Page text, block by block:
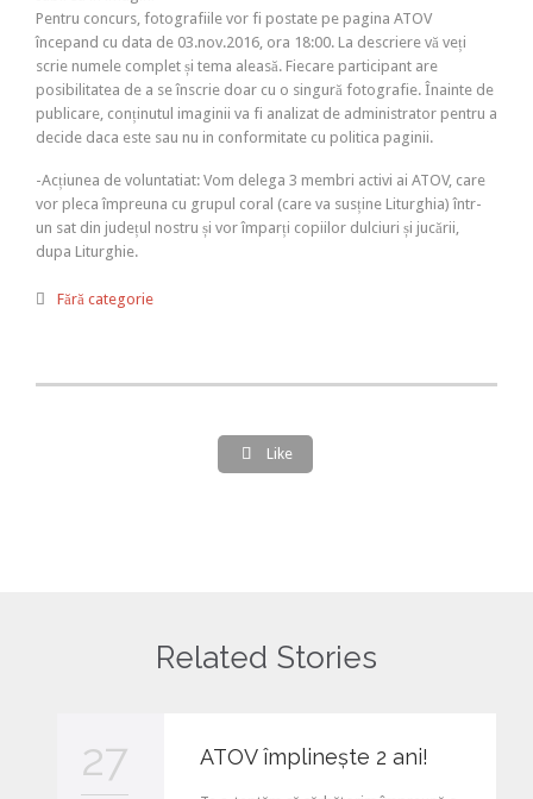
Pentru concurs, fotografiile vor fi postate pe pagina ATOV
începand cu data de 03.nov.2016, ora 18:00. La descriere vă veți
scrie numele complet și tema aleasă. Fiecare participant are
posibilitatea de a se înscrie doar cu o singură fotografie. Înainte de
publicare, conținutul imaginii va fi analizat de administrator pentru a
decide daca este sau nu in conformitate cu politica paginii.
-Acțiunea de voluntatiat: Vom delega 3 membri activi ai ATOV, care
vor pleca împreuna cu grupul coral (care va susține Liturghia) într-
un sat din județul nostru și vor împarți copiilor dulciuri și jucării,
dupa Liturghie.
 Category
Fără categorie
 Like
Related Stories
27 ATOV împlinește 2 ani!